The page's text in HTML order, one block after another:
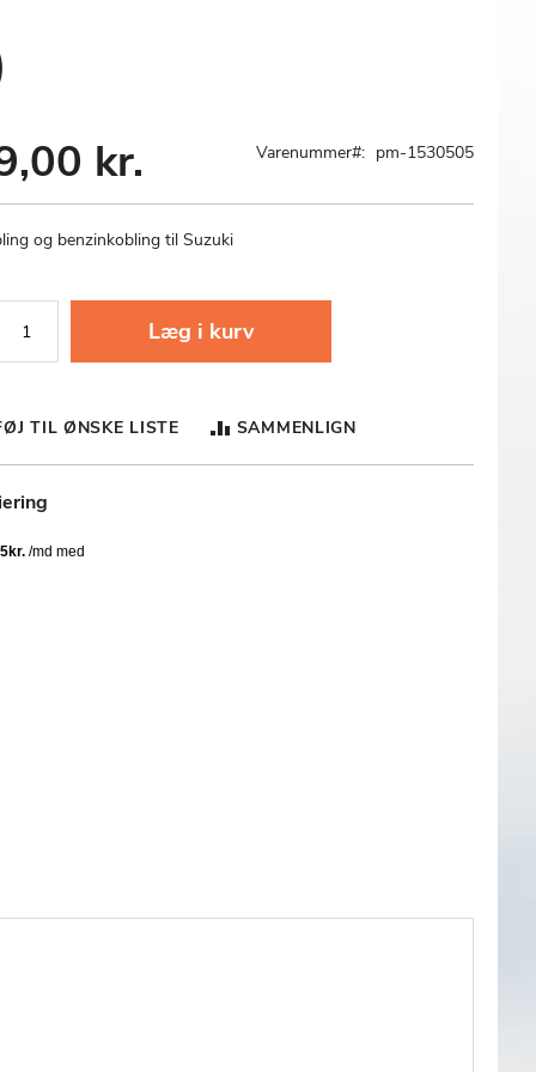
kr. Varenummer pm-1530505
og benzinkobling til Suzuki
Læg i kurv
TIL ØNSKE LISTE SAMMENLIGN